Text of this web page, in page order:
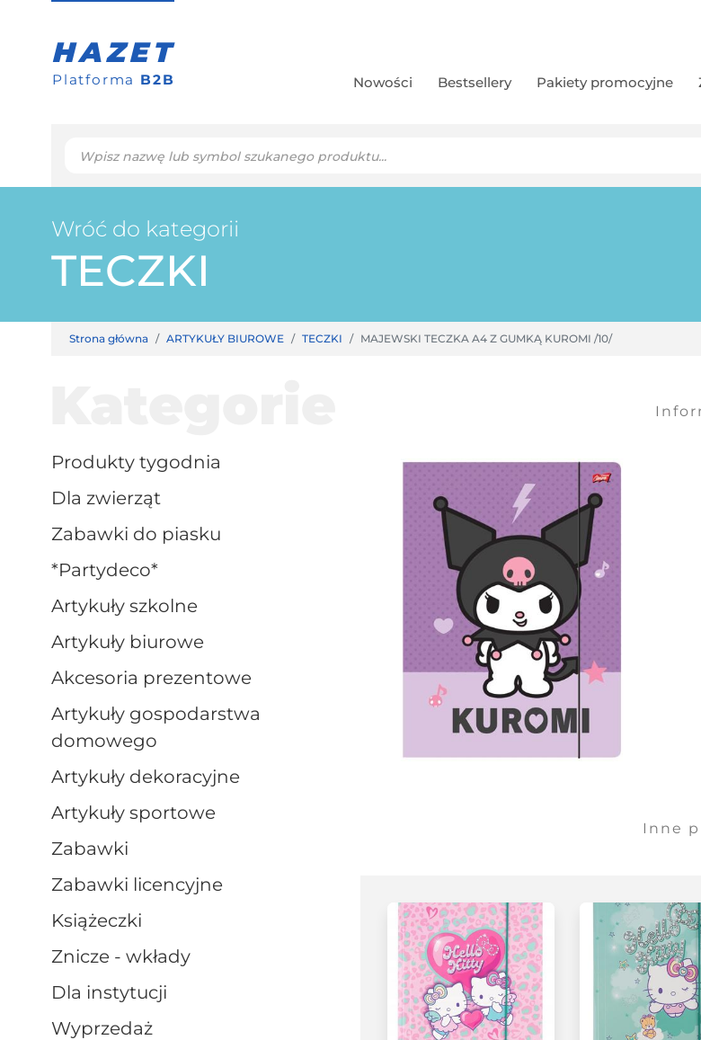
HAZET
Platforma B2B Nowości Bestsellery Pakiety promocyjne
Wróć do kategorii
TECZKI
Strona główna ARTYKUŁY BIUROWE TECZKI MAJEWSKI TECZKA A4 Z GUMKĄ KUROMI /10/
produkty tygodnia
dla zwierząt
zabawki do piasku
*partydeco*
artykuły szkolne
artykuły biurowe
akcesoria prezentowe
artykuły gospodarstwa
domowego
artykuły dekoracyjne
artykuły sportowe
zabawki
zabawki licencyjne
książeczki
znicze - wkłady
dla instytucji
wyprzedaż
Inne